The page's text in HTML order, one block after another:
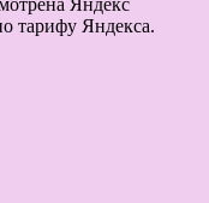
тарифу Яндекса.